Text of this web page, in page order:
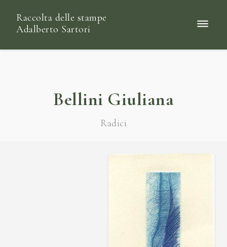
Raccolta delle stampe
Adalberto Sartori
Bellini Giuliana
Radici